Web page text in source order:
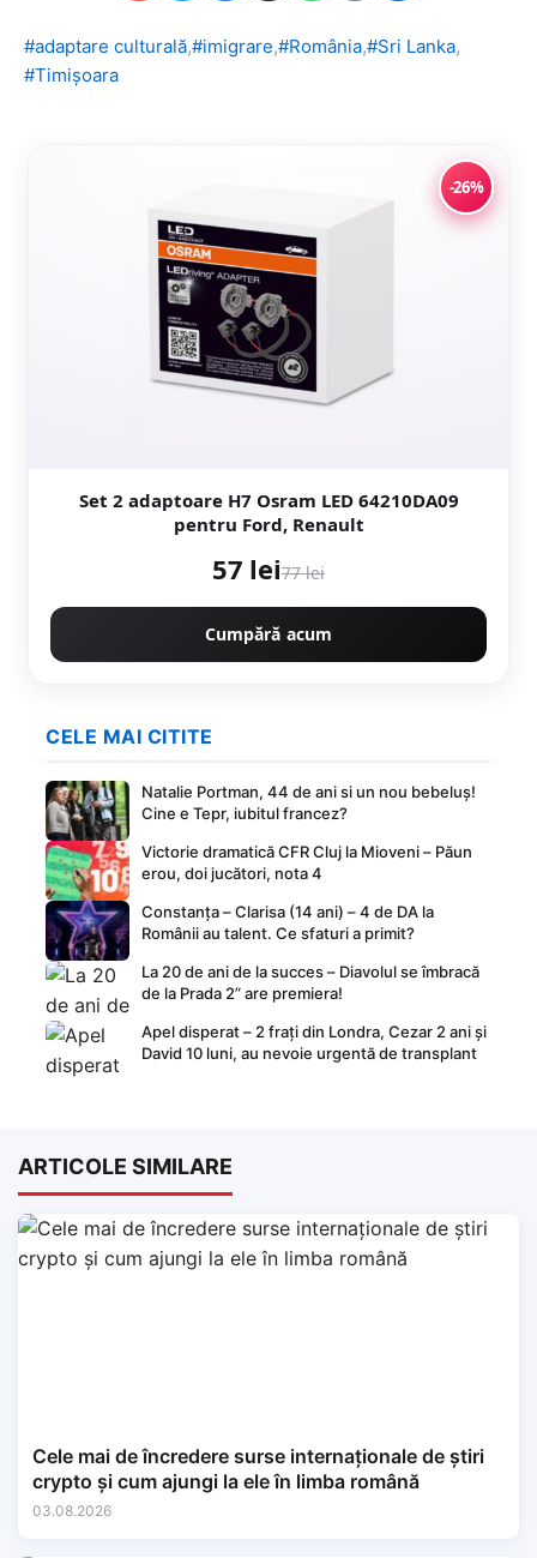
#adaptare culturală,#imigrare,#România,#Sri Lanka,
#Timișoara
-26%
Set 2 adaptoare H7 Osram LED 64210DA09
pentru Ford, Renault
57 lei77 lei
Cumpără acum
CELE MAI CITITE
Natalie Portman, 44 de ani si un nou bebeluș!
Cine e Tepr, iubitul francez?
Victorie dramatică CFR Cluj la Mioveni – Păun
erou, doi jucători, nota 4
Constanța – Clarisa (14 ani) – 4 de DA la
Românii au talent. Ce sfaturi a primit?
La 20 de ani de la succes – Diavolul se îmbracă
de la Prada 2” are premiera!
Apel disperat – 2 frați din Londra, Cezar 2 ani și
David 10 luni, au nevoie urgentă de transplant
ARTICOLE SIMILARE
Cele mai de încredere surse internaționale de știri
crypto și cum ajungi la ele în limba română
03.08.2026